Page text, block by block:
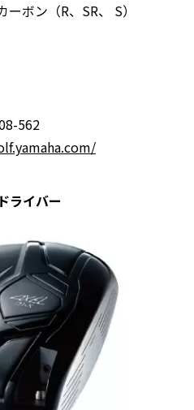
ボン（R、SR、 S）
562
ライバー